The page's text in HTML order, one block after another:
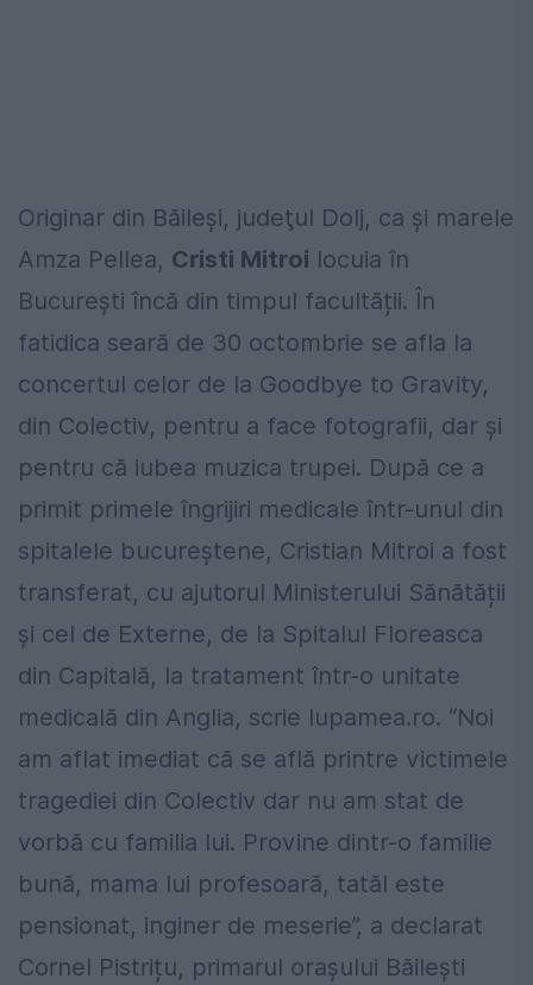
Originar din Băileşi, judeţul Dolj, ca şi marele
Amza Pellea, Cristi Mitroi locuia în
București încă din timpul facultății. În
fatidica seară de 30 octombrie se afla la
concertul celor de la Goodbye to Gravity,
din Colectiv, pentru a face fotografii, dar şi
pentru că iubea muzica trupei. După ce a
primit primele îngrijiri medicale într-unul din
spitalele bucureștene, Cristian Mitroi a fost
transferat, cu ajutorul Ministerului Sănătății
și cel de Externe, de la Spitalul Floreasca
din Capitală, la tratament într-o unitate
medicală din Anglia, scrie lupamea.ro. “Noi
am aflat imediat că se află printre victimele
tragediei din Colectiv dar nu am stat de
vorbă cu familia lui. Provine dintr-o familie
bună, mama lui profesoară, tatăl este
pensionat, inginer de meserie”, a declarat
Cornel Pistrițu, primarul orașului Băilești